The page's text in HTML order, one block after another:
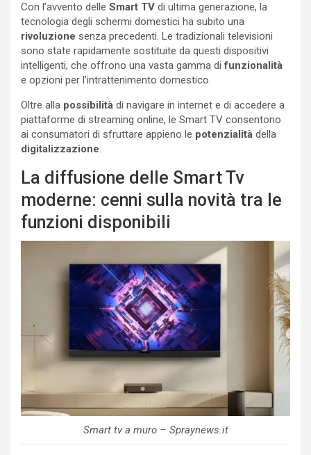
Con l’avvento delle Smart TV di ultima generazione, la
tecnologia degli schermi domestici ha subito una
rivoluzione senza precedenti. Le tradizionali televisioni
sono state rapidamente sostituite da questi dispositivi
intelligenti, che offrono una vasta gamma difunzionalità
e opzioni per l’intrattenimento domestico.
Oltre alla possibilità di navigare in internet e di accedere a
piattaforme di streaming online, le Smart TV consentono
ai consumatori di sfruttare appieno le potenzialità della
digitalizzazione.
La diffusione delle Smart Tv
moderne: cenni sulla novità tra le
funzioni disponibili
Smart tv a muro – Spraynews.it